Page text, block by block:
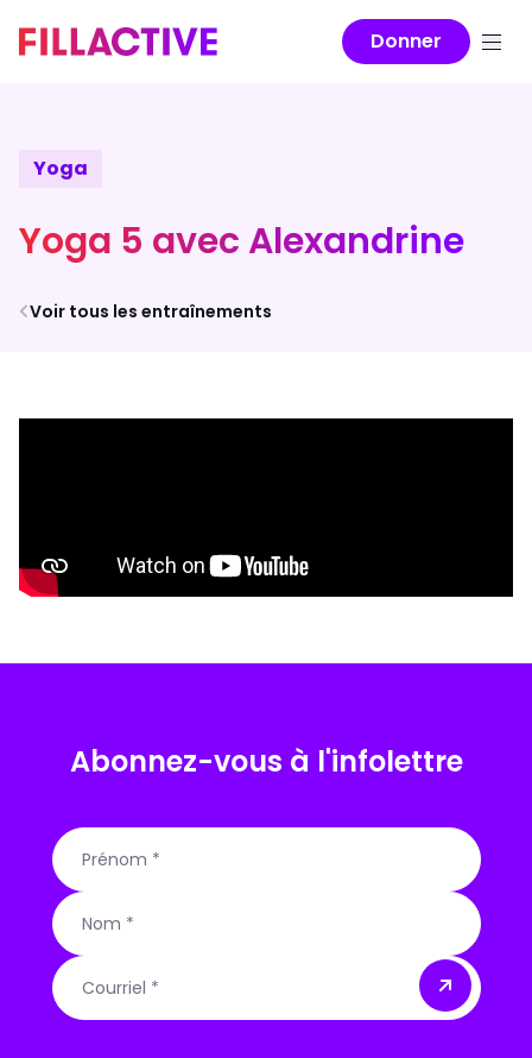
Donner
Yoga
Yoga 5 avec Alexandrine
Voir tous les entraînements
Abonnez-vous à l'infolettre
Courriel